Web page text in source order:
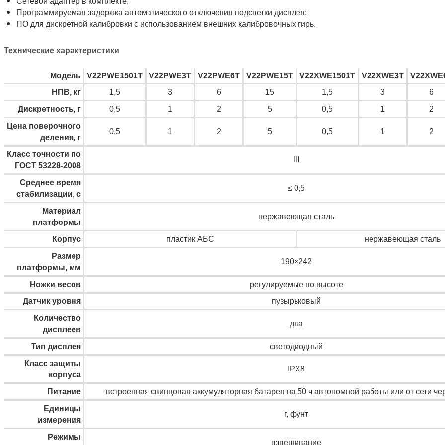
Программируемая задержка автоматического отключения подсветки дисплея;
ПО для дискретной калибровки с использованием внешних калибровочных гирь.
Технические характеристики
Модель V22PWE1501T V22PWE3T V22PWE6T V22PWE15T V22XWE1501T V22XWE3T
НПВ, кг
1,5 3 6 15 1,5 3 6
Дискретность, г
0,5 1 2 5 0,5 1 2
Цена поверочного
деления, г
0,5 1 2 5 0,5 1 2
Класс точности по
ГОСТ 53228-2008
Среднее время
стабилизации, с
≤ 0,5
Материал
платформы
нержавеющая сталь
Корпус пластик АБС
нержавеющая сталь
Размер
платформы, мм
190×242
Ножки весов
регулируемые по высоте
Датчик уровня
пузырьковый
Количество
дисплеев
два
Тип дисплея
светодиодный
Класс защиты
корпуса
IPX8
Питание
встроенная свинцовая аккумуляторная батарея на 50 ч автономной работы или от сети
Единицы
измерения
г, фунт
Режимы
взвешивание